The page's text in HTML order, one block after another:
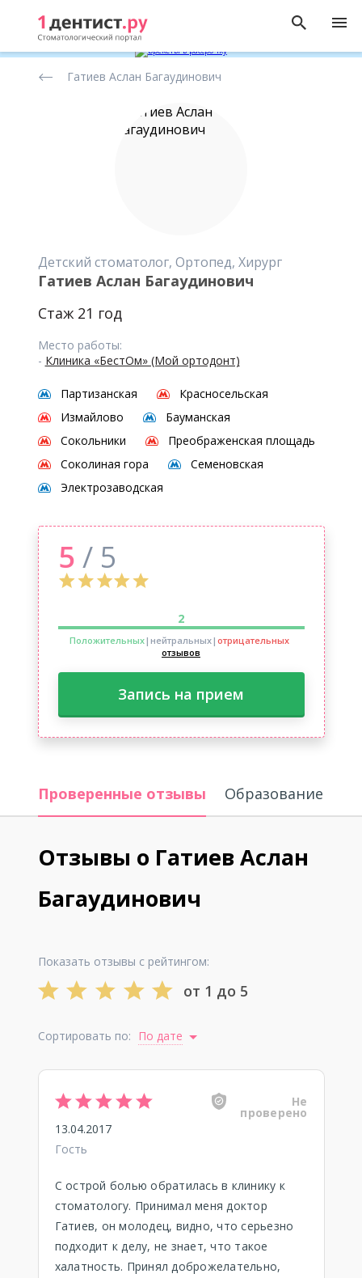
стоматологов
Гатиев Аслан Багаудинович
Детский стоматолог, Ортопед, Хирург
Гатиев Аслан Багаудинович
Стаж 21 год
Место работы:
- Клиника «БестОм» (Мой ортодонт)
Партизанская
Красносельская
Измайлово
Бауманская
Сокольники
Преображенская площадь
Соколиная гора
Семеновская
Электрозаводская
5 / 5
2
Положительных|нейтральных| отрицательных
отзывов
Запись на прием
Проверенные отзывы Образование
Отзывы о Гатиев Аслан
Багаудинович
Показать отзывы с рейтингом:
от 1 до 5
Сортировать по: По дате
Не
проверено
13.04.2017
Гость
С острой болью обратилась в клинику к
стоматологу. Принимал меня доктор
Гатиев, он молодец, видно, что серьезно
подходит к делу, не знает, что такое
халатность. Принял доброжелательно,